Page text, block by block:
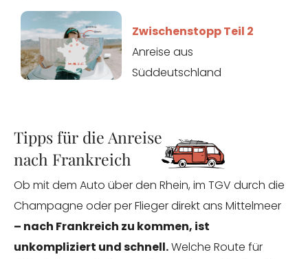
Zwischenstopp Teil 2
Anreise aus
Süddeutschland
Tipps für die Anreise
nach Frankreich
Ob mit dem Auto über den Rhein, im TGV durch die
Champagne oder per Flieger direkt ans Mittelmeer
– nach Frankreich zu kommen, ist
unkompliziert und schnell.Welche Route für